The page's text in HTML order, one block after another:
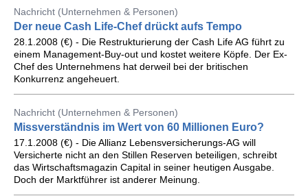
Nachricht (Unternehmen & Personen)
Der neue Cash Life-Chef drückt aufs Tempo
28.1.2008 (€) - Die Restrukturierung der Cash Life AG führt zu
einem Management-Buy-out und kostet weitere Köpfe. Der Ex-
Chef des Unternehmens hat derweil bei der britischen
Konkurrenz angeheuert.
Nachricht (Unternehmen & Personen)
Missverständnis im Wert von 60 Millionen Euro?
17.1.2008 (€) - Die Allianz Lebensversicherungs-AG will
Versicherte nicht an den Stillen Reserven beteiligen, schreibt
das Wirtschaftsmagazin Capital in seiner heutigen Ausgabe.
Doch der Marktführer ist anderer Meinung.